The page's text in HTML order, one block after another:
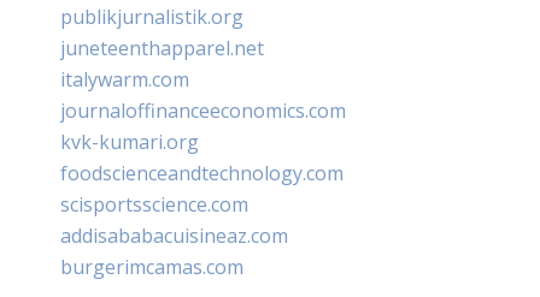
publikjurnalistik.org
juneteenthapparel.net
italywarm.com
journaloffinanceeconomics.com
kvk-kumari.org
foodscienceandtechnology.com
scisportsscience.com
addisababacuisineaz.com
burgerimcamas.com